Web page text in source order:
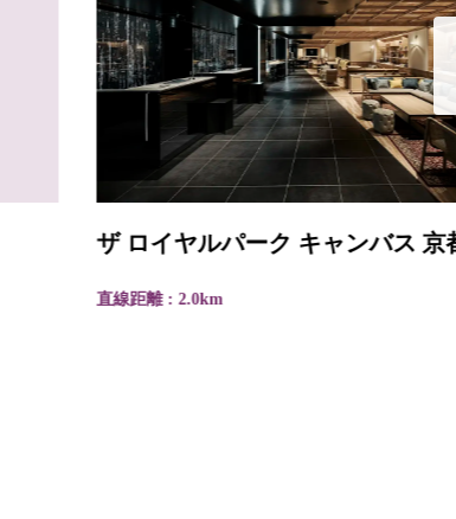
ザ ロイヤルパーク キャンバス 京都二条
直線距離 : 2.0km